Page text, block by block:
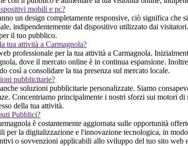
mobili e pc?
un design completamente responsive, ciò significa che
indipendentemente dal dispositivo utilizzato dai
il tuo pubblico.
tua attività a Carmagnola?
professionale per la tua attività a Carmagnola.
dove il mercato online è in continua espansione.
così a consolidare la tua presenza sul mercato locale.
pubblicitarie?
soluzioni pubblicitarie personalizzate. Siamo
Concentriamo principalmente i nostri sforzi sui motori
della tua attività.
Pubblici?
è costantemente aggiornata sulle opportunità
la digitalizzazione e l'innovazione tecnologica, in
o sovvenzioni applicabili allo sviluppo del tuo sito